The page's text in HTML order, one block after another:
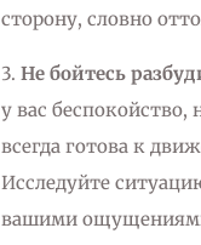
сторону, словно
3. Не бойтесь
у вас
всегда готова к
Исследуйте
вашими